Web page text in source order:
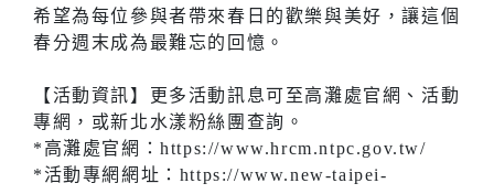
希望為每位參與者帶來春日的歡樂與美好，讓這個
春分週末成為最難忘的回憶。
【活動資訊】更多活動訊息可至高灘處官網、活動
專網，或新北水漾粉絲團查詢。
*高灘處官網：https://www.hrcm.ntpc.gov.tw/
*活動專網網址：https://www.new-taipei-